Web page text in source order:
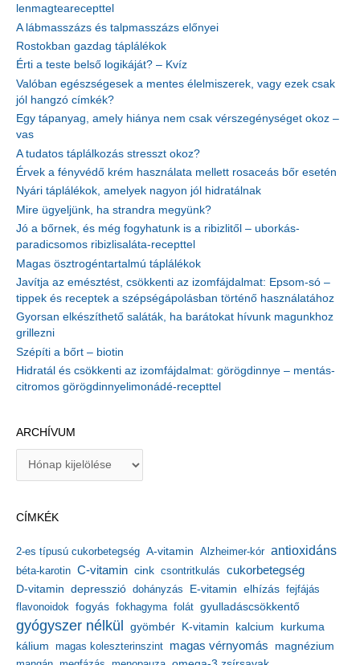
lenmagtearecepttel
A lábmasszázs és talpmasszázs előnyei
Rostokban gazdag táplálékok
Érti a teste belső logikáját? – Kvíz
Valóban egészségesek a mentes élelmiszerek, vagy ezek csak
jól hangzó címkék?
Egy tápanyag, amely hiánya nem csak vérszegénységet okoz –
vas
A tudatos táplálkozás stresszt okoz?
Érvek a fényvédő krém használata mellett rosaceás bőr esetén
Nyári táplálékok, amelyek nagyon jól hidratálnak
Mire ügyeljünk, ha strandra megyünk?
Jó a bőrnek, és még fogyhatunk is a ribizlitől – uborkás-
paradicsomos ribizlisaláta-recepttel
Magas ösztrogéntartalmú táplálékok
Javítja az emésztést, csökkenti az izomfájdalmat: Epsom-só –
tippek és receptek a szépségápolásban történő használatához
Gyorsan elkészíthető saláták, ha barátokat hívunk magunkhoz
grillezni
Szépíti a bőrt – biotin
Hidratál és csökkenti az izomfájdalmat: görögdinnye – mentás-
citromos görögdinnyelimonádé-recepttel
ARCHÍVUM
í
u
m
CÍMKÉK
2-es típusú cukorbetegség A-vitamin Alzheimer-kór antioxidáns
béta-karotin C-vitamin cink csontritkulás cukorbetegség
D-vitamin depresszió dohányzás E-vitamin elhízás fejfájás
flavonoidok fogyás fokhagyma folát gyulladáscsökkentő
gyógyszer nélkül gyömbér K-vitamin kalcium kurkuma
kálium magas koleszterinszint magas vérnyomás magnézium